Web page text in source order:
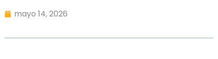
mayo 14, 2026